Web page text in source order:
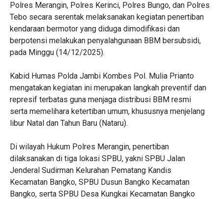
Polres Merangin, Polres Kerinci, Polres Bungo, dan Polres
Tebo secara serentak melaksanakan kegiatan penertiban
kendaraan bermotor yang diduga dimodifikasi dan
berpotensi melakukan penyalahgunaan BBM bersubsidi,
pada Minggu (14/12/2025).
Kabid Humas Polda Jambi Kombes Pol. Mulia Prianto
mengatakan kegiatan ini merupakan langkah preventif dan
represif terbatas guna menjaga distribusi BBM resmi
serta memelihara ketertiban umum, khususnya menjelang
libur Natal dan Tahun Baru (Nataru).
Di wilayah Hukum Polres Merangin, penertiban
dilaksanakan di tiga lokasi SPBU, yakni SPBU Jalan
Jenderal Sudirman Kelurahan Pematang Kandis
Kecamatan Bangko, SPBU Dusun Bangko Kecamatan
Bangko, serta SPBU Desa Kungkai Kecamatan Bangko